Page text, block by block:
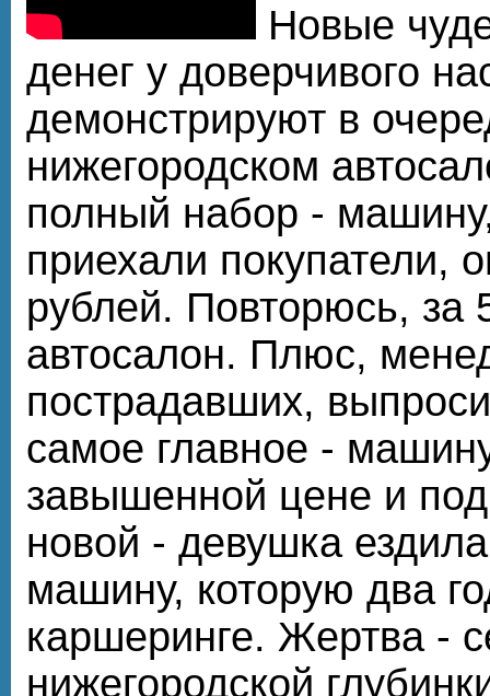
Новые
денег у доверчивого
демонстрируют в
нижегородском
полный набор -
приехали покупатели,
рублей. Повторюсь, за
автосалон. Плюс,
пострадавших,
самое главное -
завышенной цене и
новой - девушка
машину, которую два
каршеринге. Жертва -
нижегородской